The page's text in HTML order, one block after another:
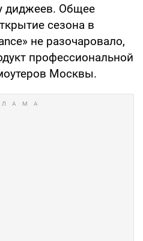
диджеев. Общее
сезона в
не разочаровало,
профессиональной
Москвы.